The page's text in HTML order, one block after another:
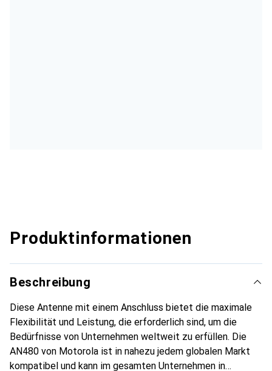
Produktinformationen
Beschreibung
Diese Antenne mit einem Anschluss bietet die maximale
Flexibilität und Leistung, die erforderlich sind, um die
Bedürfnisse von Unternehmen weltweit zu erfüllen. Die
AN480 von Motorola ist in nahezu jedem globalen Markt
kompatibel und kann im gesamten Unternehmen in